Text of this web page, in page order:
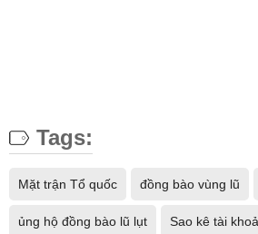
Tags:
Mặt trận Tổ quốc đồng bào vùng lũ
ủng hộ đồng bào lũ lụt Sao kê tài